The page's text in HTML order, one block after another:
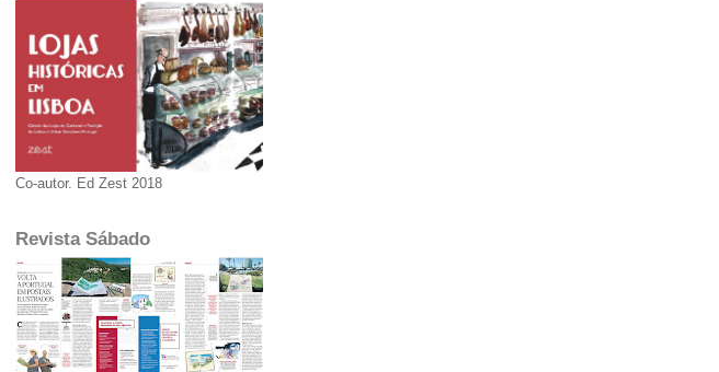
Co-autor. Ed Zest 2018
Revista Sábado